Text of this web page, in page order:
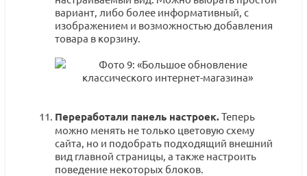
вариант, либо более информативный, с
изображением и возможностью добавления
товара в корзину.
Переработали панель настроек.Теперь
можно менять не только цветовую схему
сайта, но и подобрать подходящий внешний
вид главной страницы, а также настроить
поведение некоторых блоков.